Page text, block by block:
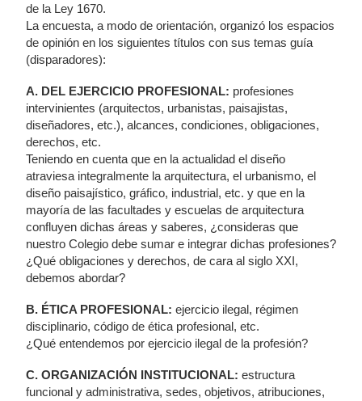
de la Ley 1670.
La encuesta, a modo de orientación, organizó los espacios
de opinión en los siguientes títulos con sus temas guía
(disparadores):
A. DEL EJERCICIO PROFESIONAL: profesiones
intervinientes (arquitectos, urbanistas, paisajistas,
diseñadores, etc.), alcances, condiciones, obligaciones,
derechos, etc.
Teniendo en cuenta que en la actualidad el diseño
atraviesa integralmente la arquitectura, el urbanismo, el
diseño paisajístico, gráfico, industrial, etc. y que en la
mayoría de las facultades y escuelas de arquitectura
confluyen dichas áreas y saberes, ¿consideras que
nuestro Colegio debe sumar e integrar dichas profesiones?
¿Qué obligaciones y derechos, de cara al siglo XXI,
debemos abordar?
B. ÉTICA PROFESIONAL: ejercicio ilegal, régimen
disciplinario, código de ética profesional, etc.
¿Qué entendemos por ejercicio ilegal de la profesión?
C. ORGANIZACIÓN INSTITUCIONAL: estructura
funcional y administrativa, sedes, objetivos, atribuciones,